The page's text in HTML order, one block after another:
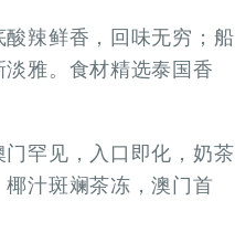
辣鲜香，回味无穷；船
雅。食材精选泰国香
罕见，入口即化，奶茶
汁斑斓茶冻，澳门首